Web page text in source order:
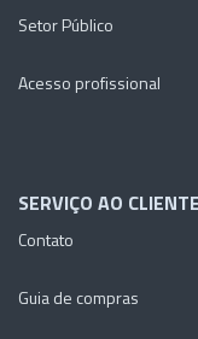
Setor Público
Acesso profissional
SERVIÇO AO CLIENTE
Contato
Guia de compras